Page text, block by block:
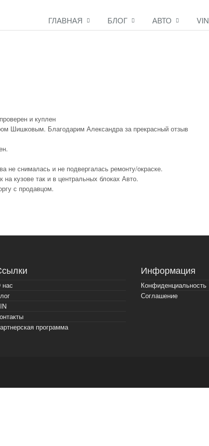
ГЛАВНАЯ БЛОГ АВТО VIN
и куплен
Шишковым. Благодарим Александра за прекрасный отзыв
не снималась и не подвергалась ремонту/окраске.
кузове так и в центральных блоках Авто.
с продавцом.
программа
Информация
Конфиденциальность
Соглашение